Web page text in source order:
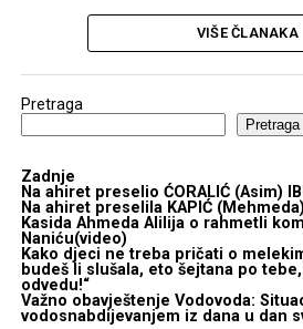
VIŠE ČLANAKA
Pretraga
Pretraga
Zadnje
Na ahiret preselio ĆORALIĆ (Asim)
Na ahiret preselila KAPIĆ
Kasida Ahmeda Alilija o rahmetli
Naniću(video)
Kako djeci ne treba pričati o
budeš li slušala, eto šejtana po
odvedu!“
Važno obavještenje Vodovoda:
vodosnabdijevanjem iz dana u dan